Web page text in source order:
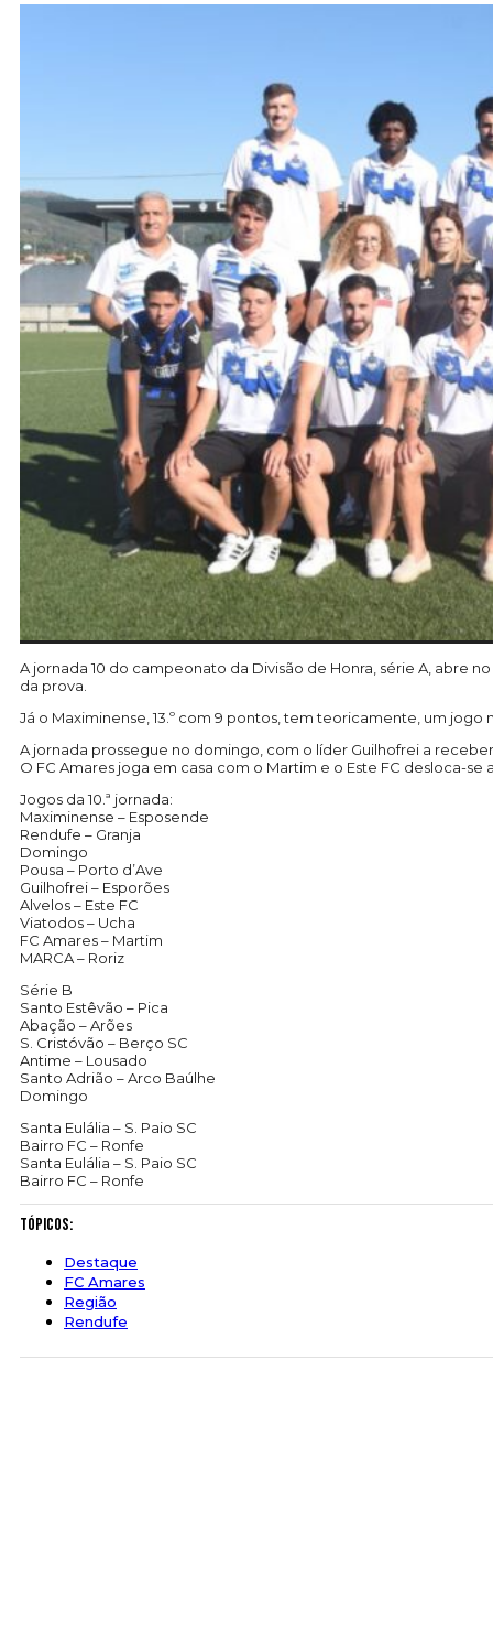
A jornada 10 do campeonato da Divisão de Honra, série A, abre
da prova.
Já o Maximinense, 13.º com 9 pontos, tem teoricamente, um
A jornada prossegue no domingo, com o líder Guilhofrei a
O FC Amares joga em casa com o Martim e o Este FC desloca-se
Jogos da 10.ª jornada:
Maximinense – Esposende
Rendufe – Granja
Domingo
Pousa – Porto d’Ave
Guilhofrei – Esporões
Alvelos – Este FC
Viatodos – Ucha
FC Amares – Martim
MARCA – Roriz
Série B
Santo Estêvão – Pica
Abação – Arões
S. Cristóvão – Berço SC
Antime – Lousado
Santo Adrião – Arco Baúlhe
Domingo
Santa Eulália – S. Paio SC
Bairro FC – Ronfe
Santa Eulália – S. Paio SC
Bairro FC – Ronfe
Tópicos:
Destaque
FC Amares
Região
Rendufe